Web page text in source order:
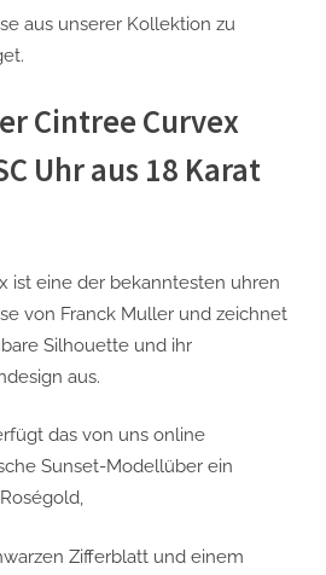
aus unserer Kollektion zu
Cintree Curvex
Uhr aus 18 Karat
eine der bekanntesten uhren
von Franck Muller und zeichnet
Silhouette und ihr
aus.
das von uns online
Sunset-Modellüber ein
Zifferblatt und einem